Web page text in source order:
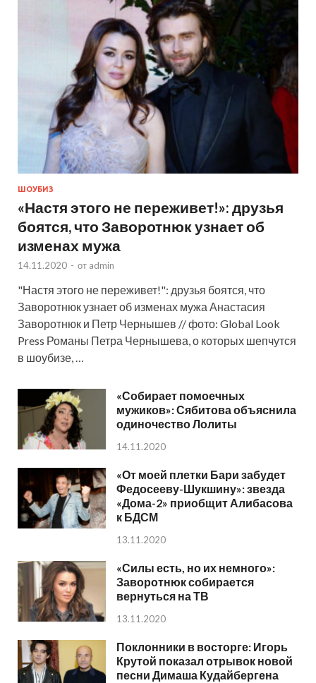
ШОУБИЗ
«Настя этого не переживет!»: друзья
боятся, что Заворотнюк узнает об
изменах мужа
14.11.2020 - от admin
"Настя этого не переживет!": друзья боятся, что
Заворотнюк узнает об изменах мужа Анастасия
Заворотнюк и Петр Чернышев // фото: Global Look
Press Романы Петра Чернышева, о которых шепчутся
в шоубизе, …
«Собирает помоечных
мужиков»: Сябитова объяснила
одиночество Лолиты
14.11.2020
«От моей плетки Бари забудет
Федосееву-Шукшину»: звезда
«Дома-2» приобщит Алибасова
к БДСМ
13.11.2020
«Силы есть, но их немного»:
Заворотнюк собирается
вернуться на ТВ
13.11.2020
Поклонники в восторге: Игорь
Крутой показал отрывок новой
песни Димаша Кудайбергена